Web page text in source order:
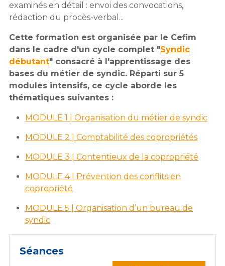
examinés en détail : envoi des convocations,
rédaction du procès-verbal...
Cette formation est organisée par le Cefim
dans le cadre d'un cycle complet "Syndic
débutant" consacré à l'apprentissage des
bases du métier de syndic. Réparti sur 5
modules intensifs, ce cycle aborde les
thématiques suivantes :
MODULE 1 | Organisation du métier de syndic
MODULE 2 | Comptabilité des copropriétés
MODULE 3 | Contentieux de la copropriété
MODULE 4 | Prévention des conflits en
copropriété
MODULE 5 | Organisation d’un bureau de
syndic
Séances